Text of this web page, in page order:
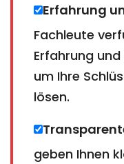
Erfahrung
Fachleute
Erfahrung
um Ihre
lösen.
geben Ihnen